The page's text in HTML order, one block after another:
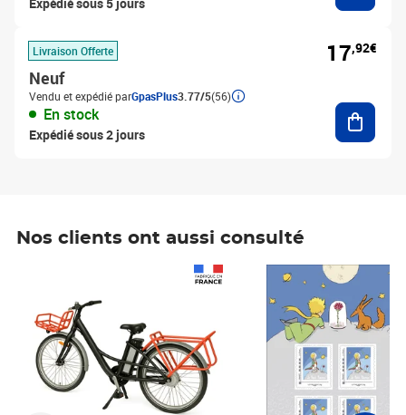
Livraison Offerte
Neuf
Vendu et expédié parGpasPlus3.77/5(56)
En stock
Expédié sous 2 jours
17,92€
Nos clients ont aussi consulté
Prix 7,50€